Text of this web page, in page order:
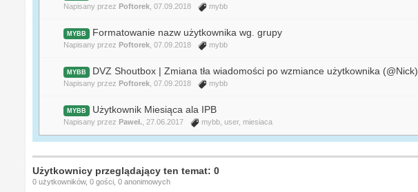
Napisany przez Poftorek , 07.09.2018 mybb
MYBB Formatowanie nazw użytkownika wg. grupy
Napisany przez Poftorek , 07.09.2018 mybb
MYBB DVZ Shoutbox | Zmiana tła wiadomości po wzmiance użytkownika (@Nick)
Napisany przez Poftorek , 07.09.2018 mybb
MYBB Użytkownik Miesiąca ala IPB
Napisany przez Paweł. , 27.06.2017 mybb ,user, miesiaca
Użytkownicy przeglądający ten temat: 0
0 użytkowników, 0 gości, 0 anonimowych